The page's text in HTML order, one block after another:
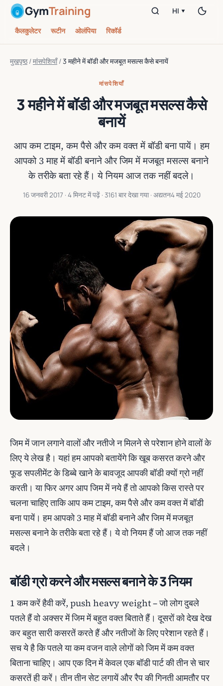
GymTraining
कैलकुलेटर रूटीन ओलंपिया रिकॉर्ड
HI ▾
मुखपृष्ठ/मांसपेशियाँ/3 महीने में बॉडी और मजबूत मसल्स कैसे बनायें
मांसपेशियाँ
3 महीने में बॉडी और मजबूत मसल्स कैसे
बनायें
आप कम टाइम, कम पैसे और कम वक्त में बॉडी बना पायें। हम
आपको 3 माह में बॉडी बनाने और जिम में मजबूत मसल्स बनाने
के तरीके बता रहे हैं। ये नियम आज तक नहीं बदले।
16 जनवरी 2017 · 4 मिनट में पढ़ें · 3161 बार देखा गया · अद्यतन4 मई 2020
जिम में जान लगाने वालों और नतीजे न मिलने से परेशान होने वालों के
लिए ये लेख है। यहां हम आपको बतायेंगे कि खूब कसरत करने और
फूड सपलीमेंट के डिब्बे खाने के बावजूद आपकी बॉडी क्यों ग्रो नहीं
करती। या फिर अगर आप जिम में नये हैं तो आपको किस रास्ते पर
चलना चाहिए ताकि आप कम टाइम, कम पैसे और कम वक्त में बॉडी
बना पायें। हम आपको 3 माह में बॉडी बनाने और जिम में मजबूत
मसल्स बनाने के तरीके बता रहे हैं। ये वो नियम हैं जो आज तक नहीं
बदले।
बॉडी ग्रो करने और मसल्स बनाने के 3 नियम
1 कम करें हैवी करें, push heavy weight – जो लोग दुबले
पतले हैं वो अक्सर में जिम में बहुत वक्त बिताते हैं। दूसरों को देख देख
कर बहुत सारी कसरतें करते हैं और नतीजों के लिए परेशान रहते हैं।
सच ये है कि पतले या कम वजन वाले लोगों को जिम में कम वक्‍त
बिताना चाहिए। आप एक दिन में केवल एक बॉडी पार्ट की तीन से चार
कसरतें ही करें। तीन तीन सेट लगायें और रैप की गिनती आमतौर पर